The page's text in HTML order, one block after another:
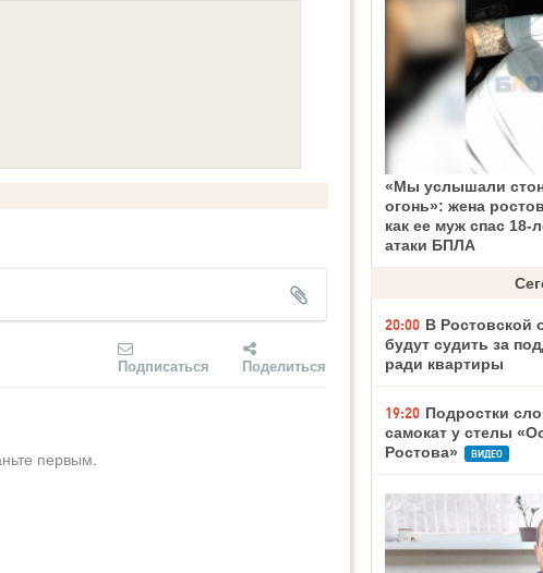
Подписаться Поделиться
первым.
«Мы услышали
огонь»: жена
как ее муж спас 18-
атаки БПЛА
20:00 В Ростовской
будут судить за
ради квартиры
19:20 Подростки
самокат у стелы
Ростова»
ВИДЕО